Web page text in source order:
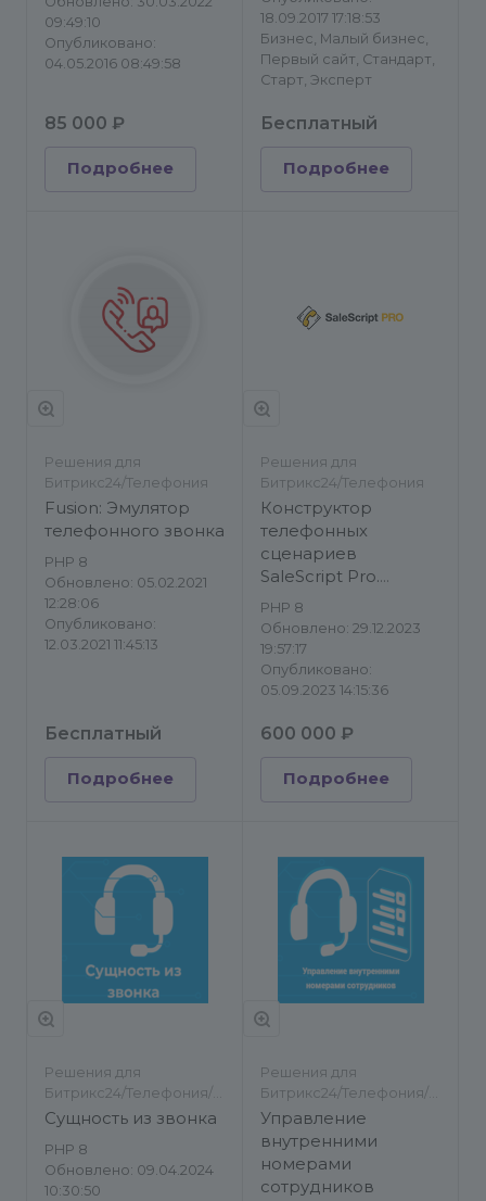
09:49:10
Опубликовано:
04.05.2016 08:49:58
85 000 ₽
Подробнее
18.09.2017 17:18:53
Бизнес, Малый бизнес,
Первый сайт, Стандарт,
Старт, Эксперт
Бесплатный
Подробнее
Решения для
Битрикс24/Телефония
Fusion: Эмулятор
телефонного звонка
PHP 8
Обновлено: 05.02.2021
12:28:06
Опубликовано:
12.03.2021 11:45:13
Бесплатный
Подробнее
Решения для
Битрикс24/Телефония
Конструктор
телефонных
сценариев
SaleScript Pro.
Коробочная версия
PHP 8
Обновлено: 29.12.2023
19:57:17
Опубликовано:
05.09.2023 14:15:36
600 000 ₽
Подробнее
Решения для
Битрикс24/Телефония/
Другое
Сущность из звонка
PHP 8
Обновлено: 09.04.2024
10:30:50
Решения для
Битрикс24/Телефония/
Другое
Управление
внутренними
номерами
сотрудников